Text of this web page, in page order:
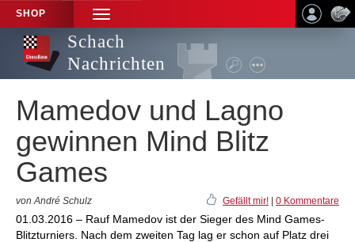
SHOP
TOGGLE
NAVIGATION
Schach
Nachrichten
Mamedov und Lagno
gewinnen Mind Blitz
Games
von André Schulz Gefällt mir! 0 Kommentare
01.03.2016 – Rauf Mamedov ist der Sieger des Mind Games-
Blitzturniers. Nach dem zweiten Tag lag er schon auf Platz drei